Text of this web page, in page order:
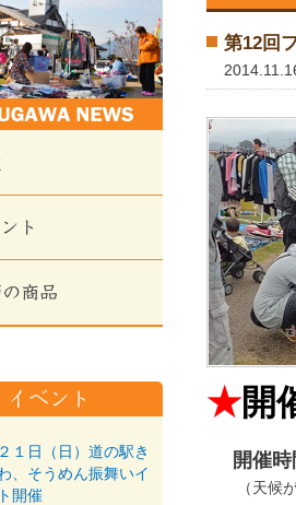
第12回
★開
開催
（天候が
１日（日）道の駅き
、そうめん振舞いイ
開催